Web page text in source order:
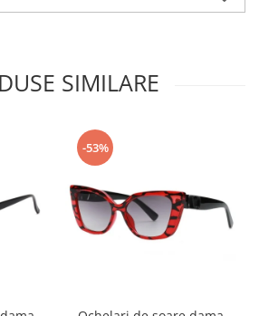
SIMILARE
-53%